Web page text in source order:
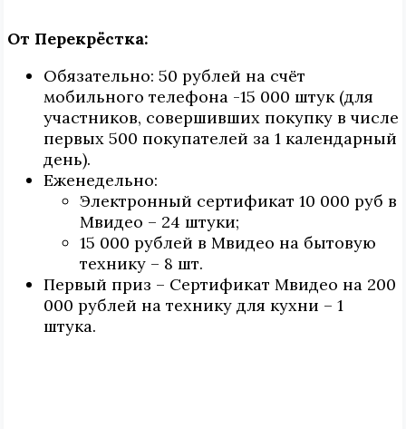
От Перекрёстка:
Обязательно: 50 рублей на счёт
мобильного телефона -15 000 штук (для
участников, совершивших покупку в числе
первых 500 покупателей за 1 календарный
день).
Еженедельно:
Электронный сертификат 10 000 руб в
Мвидео – 24 штуки;
15 000 рублей в Мвидео на бытовую
технику – 8 шт.
Первый приз – Сертификат Мвидео на 200
000 рублей на технику для кухни – 1
штука.